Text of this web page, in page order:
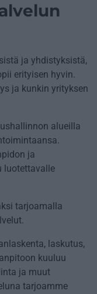
ja yhdistyksistä,
erityisen hyvin.
ja kunkin yrityksen
alueilla
ja
luotettavalle
tarjoamalla
laskutus,
kuuluu
ja muut
tarjoamme